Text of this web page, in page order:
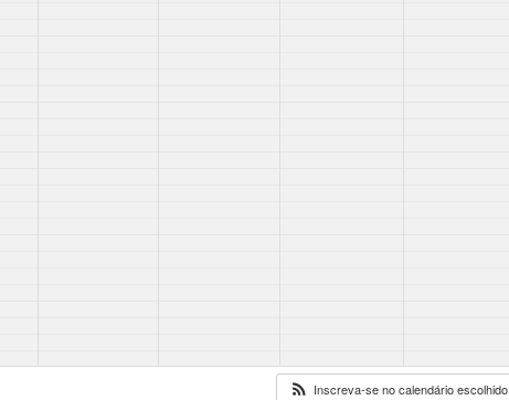
Inscreva-se no calendário escolhido